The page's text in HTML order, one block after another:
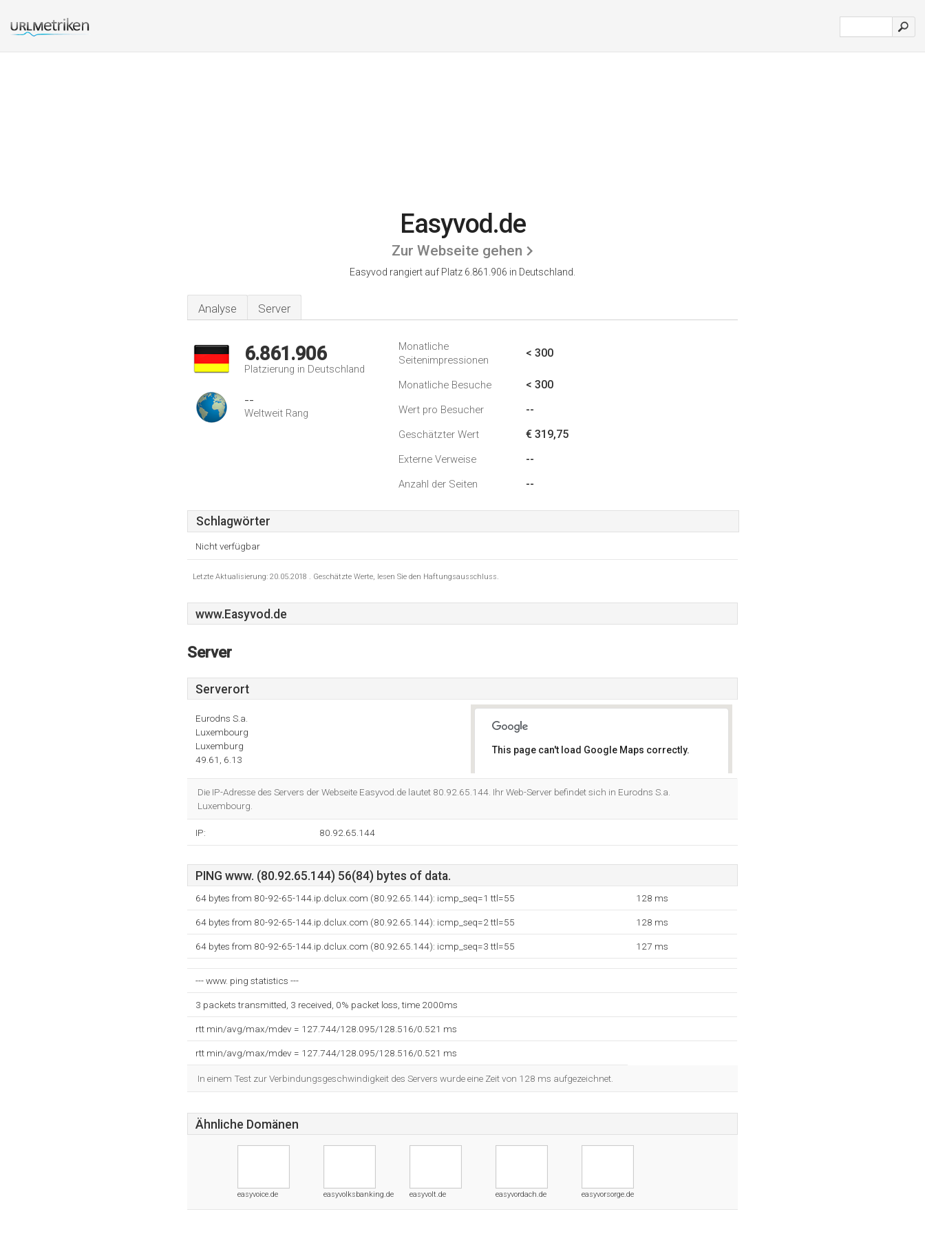
Easyvod.de
Zur Webseite gehen
Easyvod rangiert auf Platz 6.861.906 in Deutschland.
Analyse Server
6.861.906
Platzierung in Deutschland
--
Weltweit Rang
Monatliche
Seitenimpressionen
< 300
Monatliche Besuche < 300
Wert pro Besucher --
Geschätzter Wert € 319,75
Externe Verweise --
Anzahl der Seiten --
Schlagwörter
Nicht verfügbar
Letzte Aktualisierung: 20.05.2018 . Geschätzte Werte, lesen Sie den Haftungsausschluss.
www.Easyvod.de
Server
Serverort
Eurodns S.a.
Luxembourg
Luxemburg
49.61, 6.13
This page can't load Google Maps correctly.
Die IP-Adresse des Servers der Webseite Easyvod.de lautet 80.92.65.144. Ihr Web-Server befindet sich in Eurodns S.a.
Luxembourg.
IP: 80.92.65.144
PING www. (80.92.65.144) 56(84) bytes of data.
64 bytes from 80-92-65-144.ip.dclux.com (80.92.65.144): icmp_seq=1 ttl=55 128 ms
64 bytes from 80-92-65-144.ip.dclux.com (80.92.65.144): icmp_seq=2 ttl=55 128 ms
64 bytes from 80-92-65-144.ip.dclux.com (80.92.65.144): icmp_seq=3 ttl=55 127 ms
--- www. ping statistics ---
3 packets transmitted, 3 received, 0% packet loss, time 2000ms
rtt min/avg/max/mdev = 127.744/128.095/128.516/0.521 ms
rtt min/avg/max/mdev = 127.744/128.095/128.516/0.521 ms
In einem Test zur Verbindungsgeschwindigkeit des Servers wurde eine Zeit von 128 ms aufgezeichnet.
Ähnliche Domänen
easyvoice.de easyvolksbanking.de easyvolt.de easyvordach.de easyvorsorge.de